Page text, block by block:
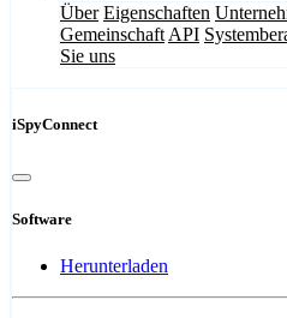
Über Eigenschaften
Gemeinschaft API
Sie uns
iSpyConnect
Software
Herunterladen